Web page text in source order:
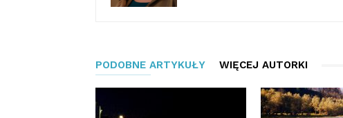
PODOBNE ARTYKUŁY WIĘCEJ AUTORKI